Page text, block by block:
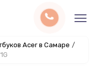
Acer в Самаре /